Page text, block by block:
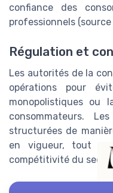
confiance des
professionnels (source
Régulation et
Les autorités de la
opérations pour
monopolistiques ou
consommateurs.
structurées de
en vigueur, tout
compétitivité du